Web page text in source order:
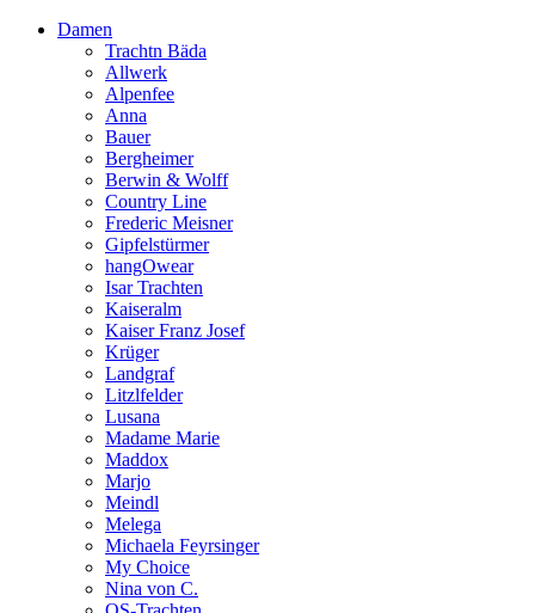
Damen
Trachtn Bäda
Allwerk
Alpenfee
Anna
Bauer
Bergheimer
Berwin & Wolff
Country Line
Frederic Meisner
Gipfelstürmer
hangOwear
Isar Trachten
Kaiseralm
Kaiser Franz Josef
Krüger
Landgraf
Litzlfelder
Lusana
Madame Marie
Maddox
Marjo
Meindl
Melega
Michaela Feyrsinger
My Choice
Nina von C.